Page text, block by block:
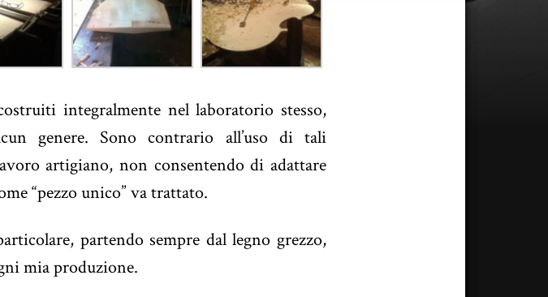
integralmente nel laboratorio stesso,
genere. Sono contrario all’uso di tali
artigiano, non consentendo di adattare
“pezzo unico” va trattato.
partendo sempre dal legno grezzo,
mia produzione.